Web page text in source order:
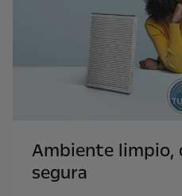
Ambiente limpio,
segura